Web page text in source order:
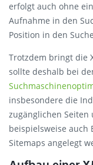
erfolgt auch ohne
Aufnahme in den
Position in den
Trotzdem bringt die
sollte deshalb bei
insbesondere die
zugänglichen
beispielsweise auch
Sitemaps angelegt